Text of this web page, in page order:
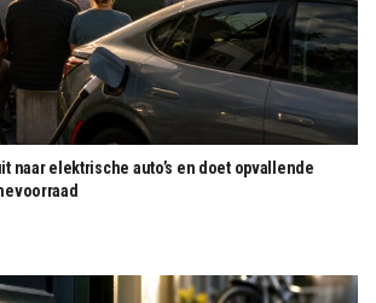
naar elektrische auto’s en doet opvallende